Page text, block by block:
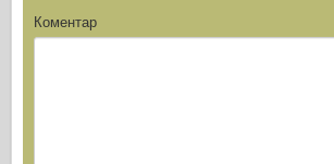
Коментар